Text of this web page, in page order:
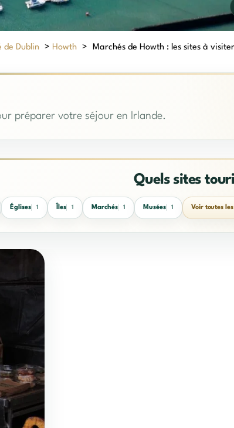
de Dublin > Howth > Marchés de Howth : les sites à visiter
préparer votre séjour en Irlande.
Quels sites
Églises 1 Îles 1 Marchés 1 Musées 1 Voir toutes